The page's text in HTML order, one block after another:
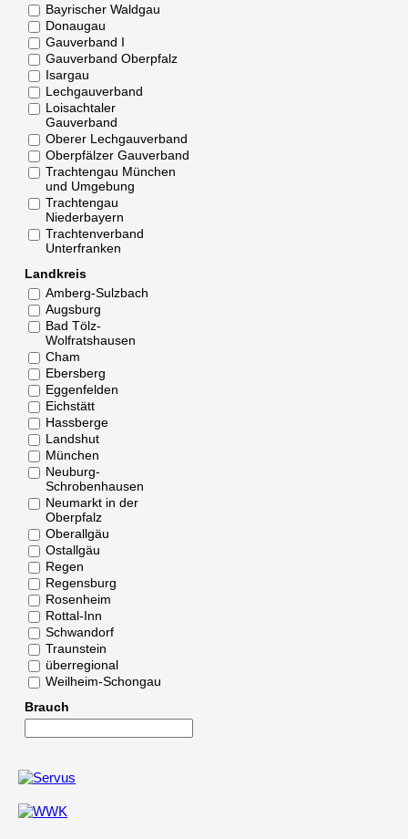
Bayrischer Waldgau
Donaugau
Gauverband I
Gauverband Oberpfalz
Isargau
Lechgauverband
Loisachtaler
Gauverband
Oberer Lechgauverband
Oberpfälzer Gauverband
Trachtengau München
und Umgebung
Trachtengau
Niederbayern
Trachtenverband
Unterfranken
Landkreis
Amberg-Sulzbach
Augsburg
Bad Tölz-
Wolfratshausen
Cham
Ebersberg
Eggenfelden
Eichstätt
Hassberge
Landshut
München
Neuburg-
Schrobenhausen
Neumarkt in der
Oberpfalz
Oberallgäu
Ostallgäu
Regen
Regensburg
Rosenheim
Rottal-Inn
Schwandorf
Traunstein
überregional
Weilheim-Schongau
Brauch